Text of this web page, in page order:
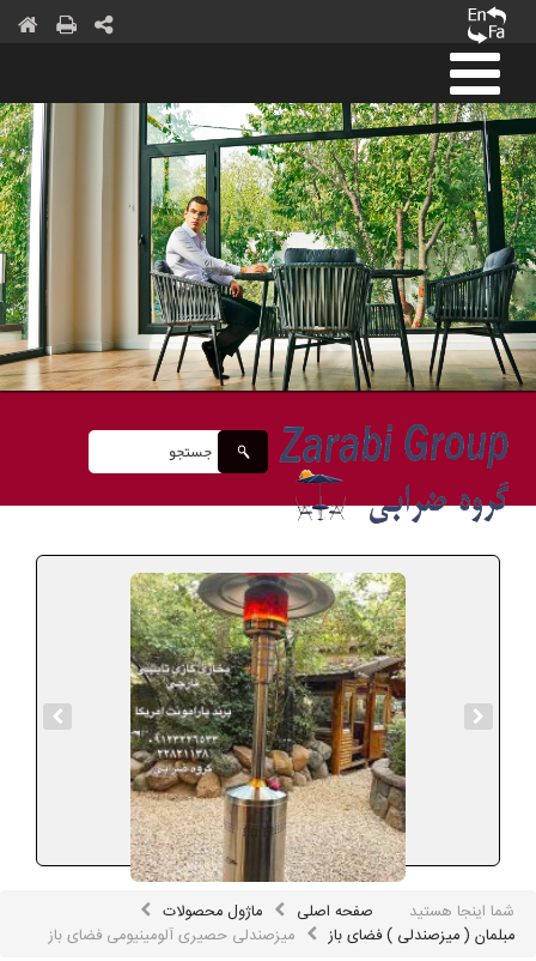
شما اینجا هستید صفحه اصلی
ماژول محصولات
مبلمان ( میزصندلی ) فضای باز
میزصندلی حصیری آلومینیومی فضای باز